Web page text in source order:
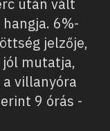
után vált
6%-
jelzője,
jól mutatja,
villanyóra
9 órás -